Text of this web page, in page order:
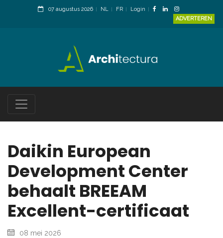
07 augustus 2026 NL FR
Login
ADVERTEREN
Daikin European
Development Center
behaalt BREEAM
Excellent-certificaat ​
08 mei 2026